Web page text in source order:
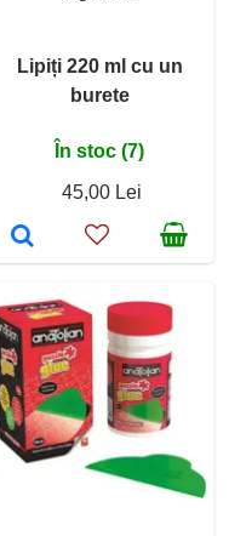
Lipiți 220 ml cu un
burete
În stoc (7)
45,00 Lei